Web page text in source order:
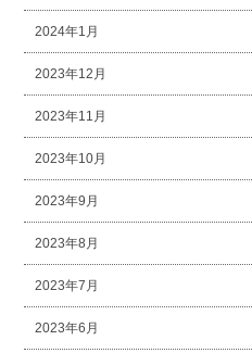
2024年1月
2023年12月
2023年11月
2023年10月
2023年9月
2023年8月
2023年7月
2023年6月